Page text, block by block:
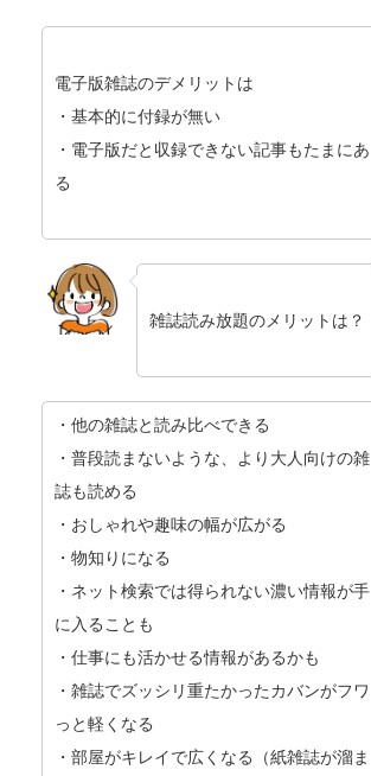
電子版雑誌のデメリットは
・基本的に付録が無い
・電子版だと収録できない記事もたまにあ
る
雑誌読み放題のメリットは？
・他の雑誌と読み比べできる
・普段読まないような、より大人向けの雑
誌も読める
・おしゃれや趣味の幅が広がる
・物知りになる
・ネット検索では得られない濃い情報が手
に入ることも
・仕事にも活かせる情報があるかも
・雑誌でズッシリ重たかったカバンがフワ
っと軽くなる
・部屋がキレイで広くなる（紙雑誌が溜ま